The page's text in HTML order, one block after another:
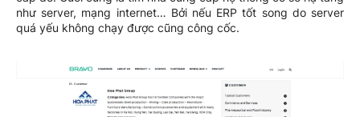
như server, mạng internet… Bởi nếu ERP tốt song do server
quá yếu không chạy được cũng công cốc.